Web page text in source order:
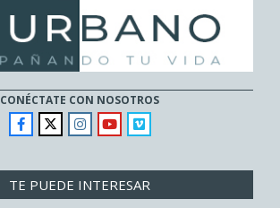
CONÉCTATE CON NOSOTROS
TE PUEDE INTERESAR